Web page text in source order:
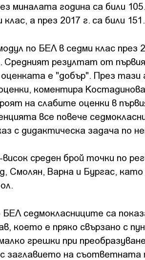
миналата година са били
а през 2017 г. са били 151.
по БЕЛ в седми клас през
Средният резултат от
е "добър". През
коментира
на слабите оценки в
все повече
с дидактическа задача по
среден брой точки по
Смолян, Варна и Бургас,
седмокласниците са
което е пряко свързано с
грешки при
заглавието на